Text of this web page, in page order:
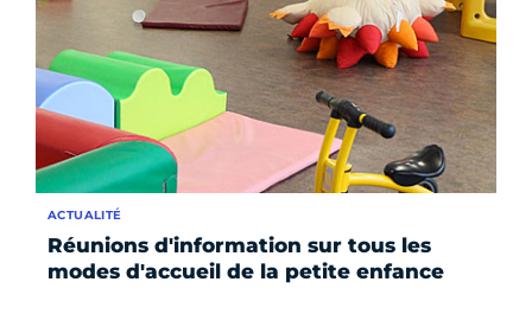
Réunions d'information sur tous les
modes d'accueil de la petite enfance
ACTUALITÉ